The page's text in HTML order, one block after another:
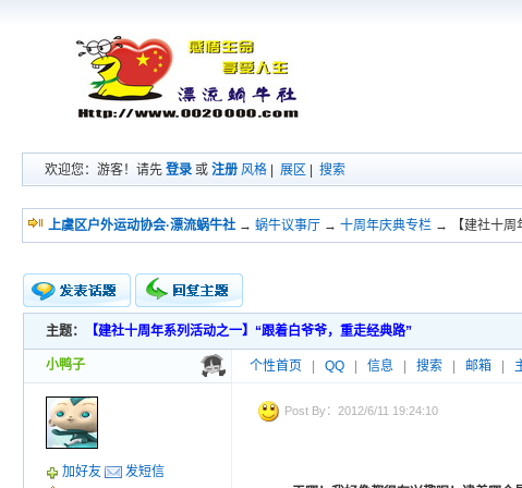
欢迎您：游客！请先登录 或注册 风格 |展区 |搜索
上虞区户外运动协会·漂流蜗牛社 →蜗牛议事厅 →十周年庆典专栏 → 【建社十周
新的主题
投票帖
小字报
主题： 【建社十周年系列活动之一】“跟着白爷爷，重走经典路”
小鸭子 个性首页 QQ 信息 搜索 邮箱
加好友 发短信
Post By：2012/6/11 19:24:10